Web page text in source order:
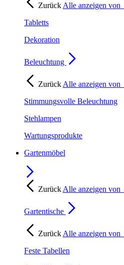
Zurück Alle anzeigen von
Tabletts
Dekoration
Beleuchtung
Zurück Alle anzeigen von
Stimmungsvolle Beleuchtung
Stehlampen
Wartungsprodukte
Gartenmöbel
Zurück Alle anzeigen von
Gartentische
Zurück Alle anzeigen von
Feste Tabellen